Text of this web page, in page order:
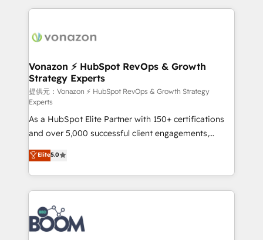
l'international, nous travaillons avec des ETI
delà d’une simple transformation digitale et des
➤ L’intégration de CRM et de méthodologie RevOps
pour aligner les équipes marketing, commerciales et
support client (data migration, synchronisation API,
audit et maintenance) ➤ La création de sites internet
de conversion qui transforment les visiteurs en
opportunités d'affaires ➤ La mise en place de
stratégies d'acquisition marketing (SEO, SEA,
inbound, automatisation marketing, ABM, IA,
emailing) Informations clés : - 10 ans d'expérience -
100+ intégrations CRM HubSpot réussies - 40
experts conseil - 150 certifications HubSpot
cumulées
Vonazon ⚡ HubSpot RevOps & Growth
Strategy Experts
提供元：Vonazon ⚡ HubSpot RevOps & Growth Strategy
Experts
As a HubSpot Elite Partner with 150+ certifications
and over 5,000 successful client engagements,
Vonazon turns marketing complexity into
measurable, scalable growth. From onboarding to
enterprise-grade campaigns, our in-house team
builds scalable strategies that drive long-term
revenue. ⚙️ HubSpot Integration & Optimization •
Seamless CRM, CMS, and automation setup •
Complex platform migrations and data cleanups •
Elite5.0